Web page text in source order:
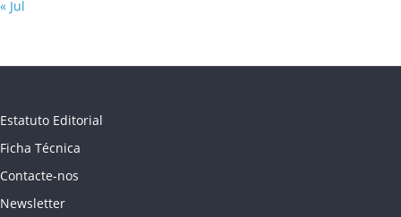
« Jul
Estatuto Editorial
Ficha Técnica
Contacte-nos
Newsletter